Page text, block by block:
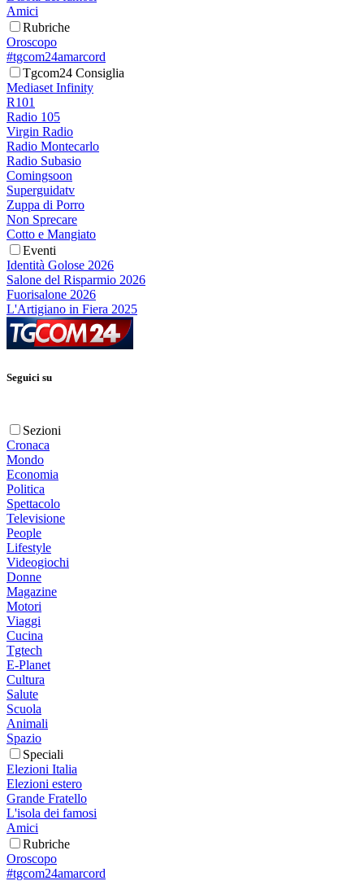
Amici
Rubriche
Oroscopo
#tgcom24amarcord
Tgcom24 Consiglia
Mediaset Infinity
R101
Radio 105
Virgin Radio
Radio Montecarlo
Radio Subasio
Comingsoon
Superguidatv
Zuppa di Porro
Non Sprecare
Cotto e Mangiato
Eventi
Identità Golose 2026
Salone del Risparmio 2026
Fuorisalone 2026
L'Artigiano in Fiera 2025
Seguici su
Sezioni
Cronaca
Mondo
Economia
Politica
Spettacolo
Televisione
People
Lifestyle
Videogiochi
Donne
Magazine
Motori
Viaggi
Cucina
Tgtech
E-Planet
Cultura
Salute
Scuola
Animali
Spazio
Speciali
Elezioni Italia
Elezioni estero
Grande Fratello
L'isola dei famosi
Amici
Rubriche
Oroscopo
#tgcom24amarcord